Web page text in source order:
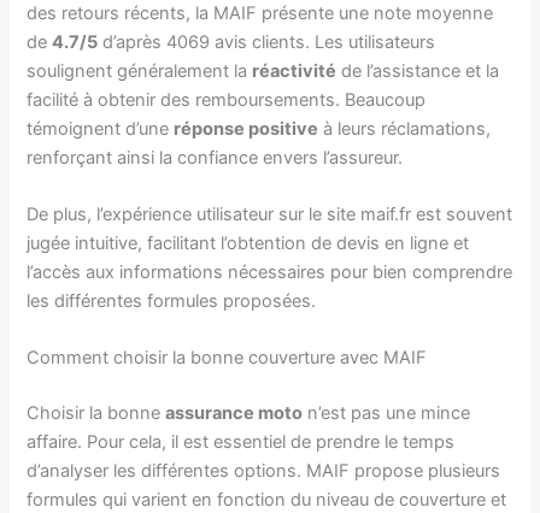
des retours récents, la MAIF présente une note moyenne
de4.7/5 d’après 4069 avis clients. Les utilisateurs
soulignent généralement la réactivité de l’assistance et la
facilité à obtenir des remboursements. Beaucoup
témoignent d’une réponse positive à leurs réclamations,
renforçant ainsi la confiance envers l’assureur.
De plus, l’expérience utilisateur sur le site maif.fr est souvent
jugée intuitive, facilitant l’obtention de devis en ligne et
l’accès aux informations nécessaires pour bien comprendre
les différentes formules proposées.
Comment choisir la bonne couverture avec MAIF
Choisir la bonneassurance moto n’est pas une mince
affaire. Pour cela, il est essentiel de prendre le temps
d’analyser les différentes options. MAIF propose plusieurs
formules qui varient en fonction du niveau de couverture et